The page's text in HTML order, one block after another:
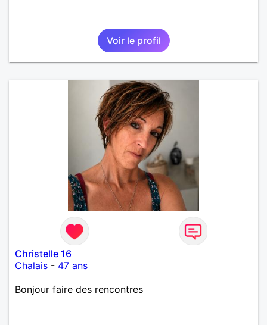
Voir le profil
Christelle 16
Chalais - 47 ans
Bonjour faire des rencontres